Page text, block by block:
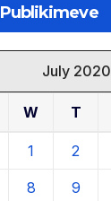
July 2020
W T
1 2
8 9